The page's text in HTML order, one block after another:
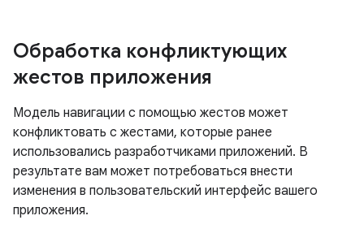
Обработка конфликтующих
жестов приложения
Модель навигации с помощью жестов может
конфликтовать с жестами, которые ранее
использовались разработчиками приложений. В
результате вам может потребоваться внести
изменения в пользовательский интерфейс вашего
приложения.